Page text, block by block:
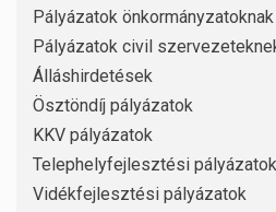
Pályázatok önkormányzatoknak
Pályázatok civil
Álláshirdetések
Ösztöndíj pályázatok
KKV pályázatok
Telephelyfejlesztési pályázatok
Vidékfejlesztési pályázatok